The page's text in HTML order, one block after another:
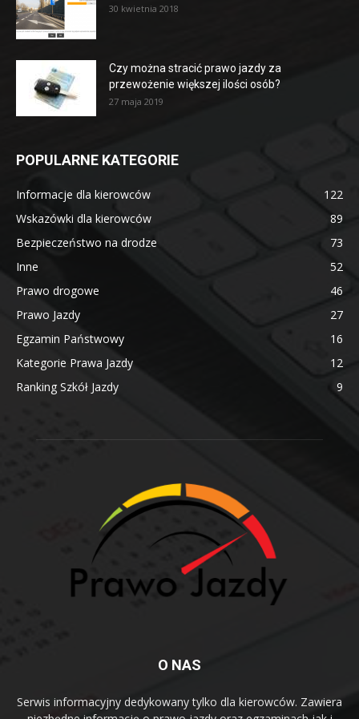
30 kwietnia 2018
Czy można stracić prawo jazdy za
przewożenie większej ilości osób?
27 maja 2019
POPULARNE KATEGORIE
Informacje dla kierowców
122
Wskazówki dla kierowców
89
Bezpieczeństwo na drodze
73
Inne
52
Prawo drogowe
46
Prawo Jazdy
27
Egzamin Państwowy
16
Kategorie Prawa Jazdy
12
Ranking Szkół Jazdy
9
O NAS
Serwis informacyjny dedykowany tylko dla kierowców. Zawiera